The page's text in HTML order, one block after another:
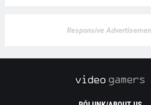
Responsive